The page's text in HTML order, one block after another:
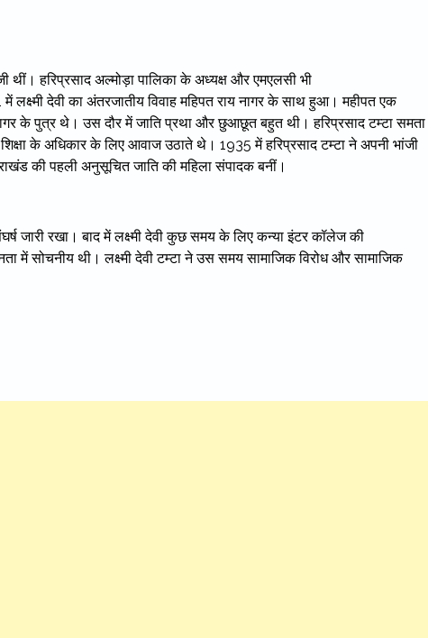
थीं। हरिप्रसाद अल्मोड़ा पालिका के अध्यक्ष और एमएलसी भी
देवी का अंतरजातीय विवाह महिपत राय नागर के साथ हुआ। महीपत एक
के पुत्र थे। उस दौर में जाति प्रथा और छुआछूत बहुत थी। हरिप्रसाद टम्टा समता
के अधिकार के लिए आवाज उठाते थे। 1935 में हरिप्रसाद टम्टा ने अपनी भांजी
की पहली अनुसूचित जाति की महिला संपादक बनीं।
जारी रखा। बाद में लक्ष्मी देवी कुछ समय के लिए कन्या इंटर कॉलेज की
में सोचनीय थी। लक्ष्मी देवी टम्टा ने उस समय सामाजिक विरोध और सामाजिक